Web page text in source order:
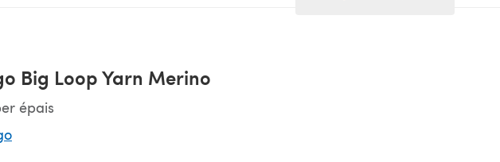
Big Loop Yarn Merino
épais